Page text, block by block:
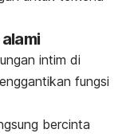
intim di
fungsi
bercinta